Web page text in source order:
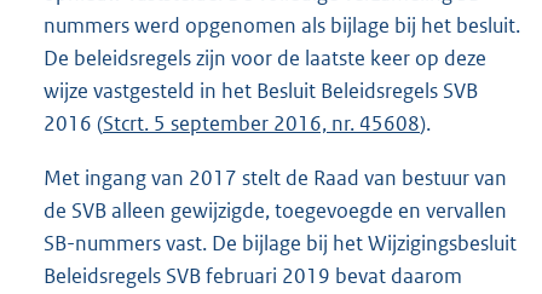
nummers werd opgenomen als bijlage bij het besluit.
De beleidsregels zijn voor de laatste keer op deze
wijze vastgesteld in het Besluit Beleidsregels SVB
2016 (Stcrt. 5 september 2016, nr. 45608).
Met ingang van 2017 stelt de Raad van bestuur van
de SVB alleen gewijzigde, toegevoegde en vervallen
SB-nummers vast. De bijlage bij het Wijzigingsbesluit
Beleidsregels SVB februari 2019 bevat daarom